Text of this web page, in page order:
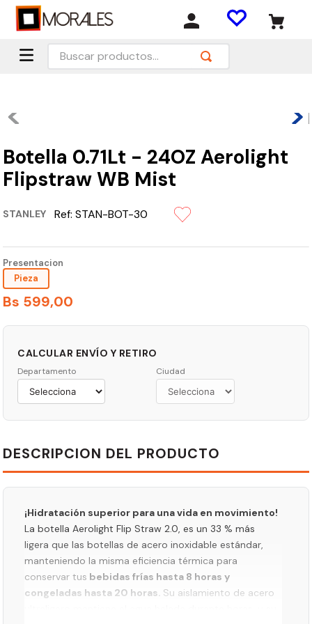
Buscar productos...
Botella 0.71Lt - 24OZ Aerolight
Flipstraw WB Mist
STANLEY Ref:STAN-BOT-30
Presentacion
Pieza
Bs 599,00
CALCULAR ENVÍO Y RETIRO
Departamento Ciudad
DESCRIPCION DEL PRODUCTO
¡Hidratación superior para una vida en movimiento!
La botella Aerolight Flip Straw 2.0, es un 33 % más
ligera que las botellas de acero inoxidable estándar,
manteniendo la misma eficiencia térmica para
conservar tus bebidas frías hasta 8 horas y
congeladas hasta 20 horas. Su aislamiento de acero